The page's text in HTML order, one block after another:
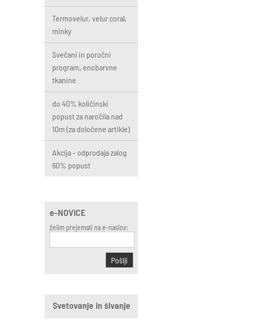
Termovelur, velur coral,
minky
Svečani in poročni
program, enobarvne
tkanine
do 40% količinski
popust za naročila nad
10m (za določene artikle)
Akcija - odprodaja zalog
60% popust
e-NOVICE
želim prejemati na e-naslov:
Pošlji
Svetovanje in šivanje